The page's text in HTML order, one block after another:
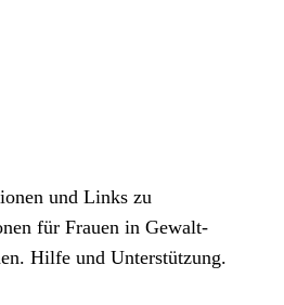
und Links zu
für Frauen in Gewalt-
Hilfe und Unterstützung.